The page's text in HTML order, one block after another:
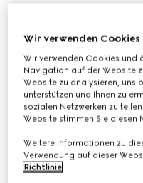
Wir verwenden Cookies
Wir verwenden Cookies und
Navigation auf der Website
Website zu analysieren, uns
unterstützen und Ihnen zu
sozialen Netzwerken zu
Website stimmen Sie diesen
Weitere Informationen zu
Verwendung auf dieser
Richtlinie.